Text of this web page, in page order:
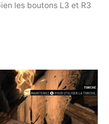
les boutons L3 et R3